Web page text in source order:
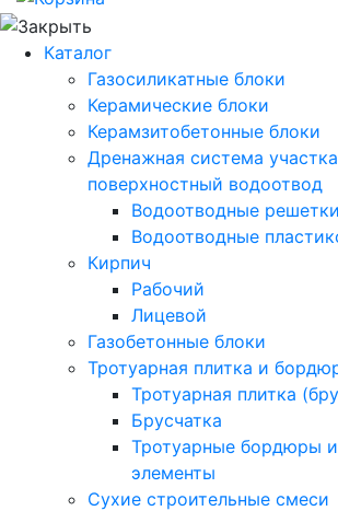
Каталог
Газосиликатные блоки
Керамические блоки
Керамзитобетонные блоки
Дренажная система
поверхностный водоотвод
Водоотводные решетки
Водоотводные
Кирпич
Рабочий
Лицевой
Газобетонные блоки
Тротуарная плитка и
Тротуарная плитка
Брусчатка
Тротуарные бордюры
элементы
Сухие строительные смеси